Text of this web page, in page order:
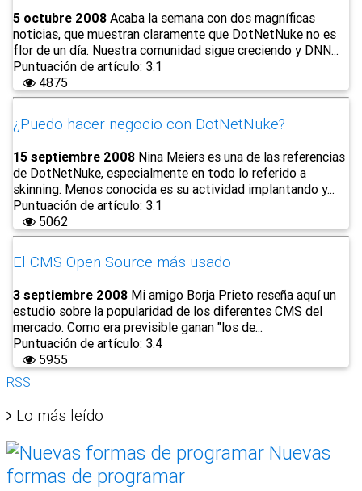
5 octubre 2008 Acaba la semana con dos magníficas
noticias, que muestran claramente que DotNetNuke no es
flor de un día. Nuestra comunidad sigue creciendo y DNN...
Puntuación de artículo: 3.1
4875
¿Puedo hacer negocio con DotNetNuke?
15 septiembre 2008 Nina Meiers es una de las referencias
de DotNetNuke, especialmente en todo lo referido a
skinning. Menos conocida es su actividad implantando y...
Puntuación de artículo: 3.1
5062
El CMS Open Source más usado
3 septiembre 2008 Mi amigo Borja Prieto reseña aquí un
estudio sobre la popularidad de los diferentes CMS del
mercado. Como era previsible ganan "los de...
Puntuación de artículo: 3.4
5955
RSS
Lo más leído
Nuevas
formas de programar